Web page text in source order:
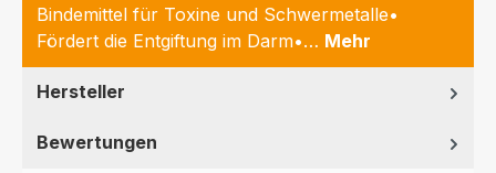
Bindemittel für Toxine und Schwermetalle•
Fördert die Entgiftung im Darm•… Mehr
Hersteller
Bewertungen